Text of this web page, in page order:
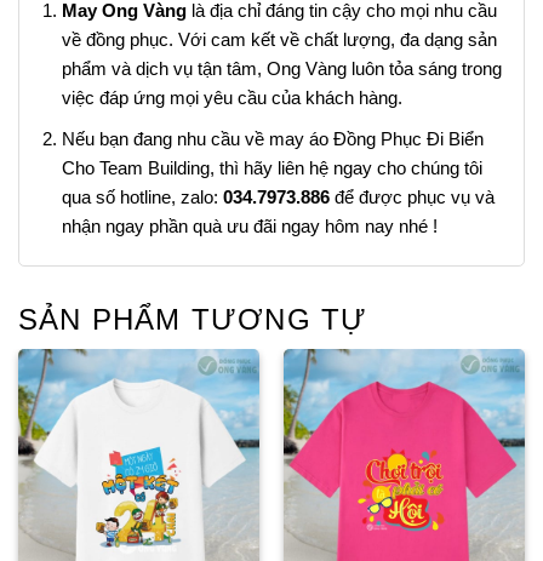
May Ong Vànglà địa chỉ đáng tin cậy cho mọi nhu cầu
về đồng phục. Với cam kết về chất lượng, đa dạng sản
phẩm và dịch vụ tận tâm, Ong Vàng luôn tỏa sáng trong
việc đáp ứng mọi yêu cầu của khách hàng.
Nếu bạn đang nhu cầu về may áo Đồng Phục Đi Biển
Cho Team Building, thì hãy liên hệ ngay cho chúng tôi
qua số hotline, zalo: 034.7973.886để được phục vụ và
nhận ngay phần quà ưu đãi ngay hôm nay nhé !
SẢN PHẨM TƯƠNG TỰ